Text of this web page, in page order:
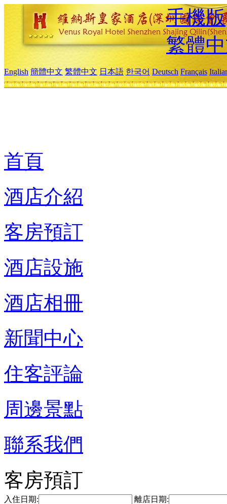
手機版
繁體
English 簡體中文 繁體中文 日本語 한국어 Deutsch Français
首頁
酒店介紹
客房預訂
酒店設施
酒店相冊
新聞中心
住客評論
周邊景點
聯系我們
客房預訂
入住日期: 離店日期: